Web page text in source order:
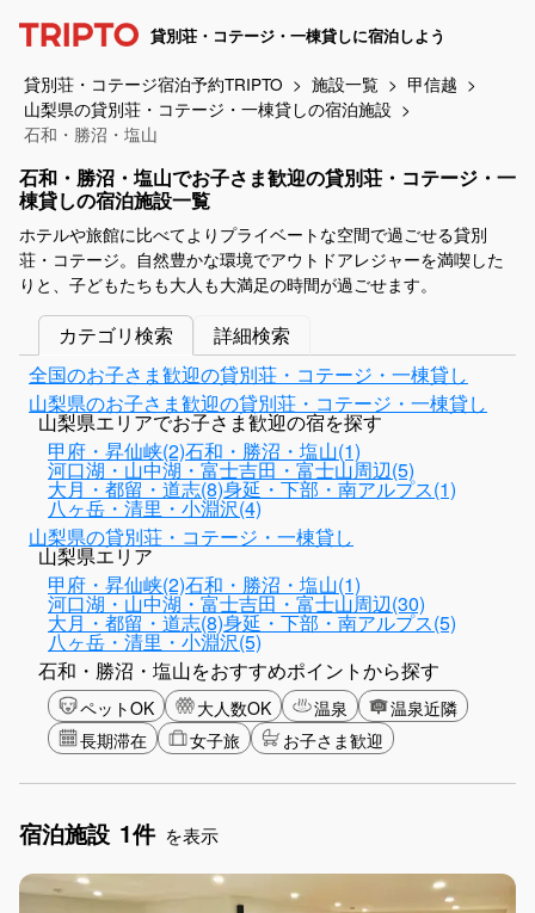
貸別荘・コテージ・一棟貸しに宿泊しよう
貸別荘・コテージ宿泊予約TRIPTO 施設一覧
甲信越
山梨県の貸別荘・コテージ・一棟貸しの宿泊施設
石和・勝沼・塩山
石和・勝沼・塩山でお子さま歓迎の貸別荘・コテージ・一
棟貸しの宿泊施設一覧
ホテルや旅館に比べてよりプライベートな空間で過ごせる貸別
荘・コテージ。自然豊かな環境でアウトドアレジャーを満喫した
りと、子どもたちも大人も大満足の時間が過ごせます。
カテゴリ検索
詳細検索
全国のお子さま歓迎の貸別荘・コテージ・一棟貸し
山梨県のお子さま歓迎の貸別荘・コテージ・一棟貸し
山梨県エリアでお子さま歓迎の宿を探す
甲府・昇仙峡(2)石和・勝沼・塩山(1)
河口湖・山中湖・富士吉田・富士山周辺(5)
大月・都留・道志(8)身延・下部・南アルプス(1)
八ヶ岳・清里・小淵沢(4)
山梨県の貸別荘・コテージ・一棟貸し
山梨県エリア
甲府・昇仙峡(2)石和・勝沼・塩山(1)
河口湖・山中湖・富士吉田・富士山周辺(30)
大月・都留・道志(8)身延・下部・南アルプス(5)
八ヶ岳・清里・小淵沢(5)
石和・勝沼・塩山をおすすめポイントから探す
ペットOK 大人数OK 温泉
温泉近隣
長期滞在
女子旅 お子さま歓迎
宿泊施設 1件 を表示